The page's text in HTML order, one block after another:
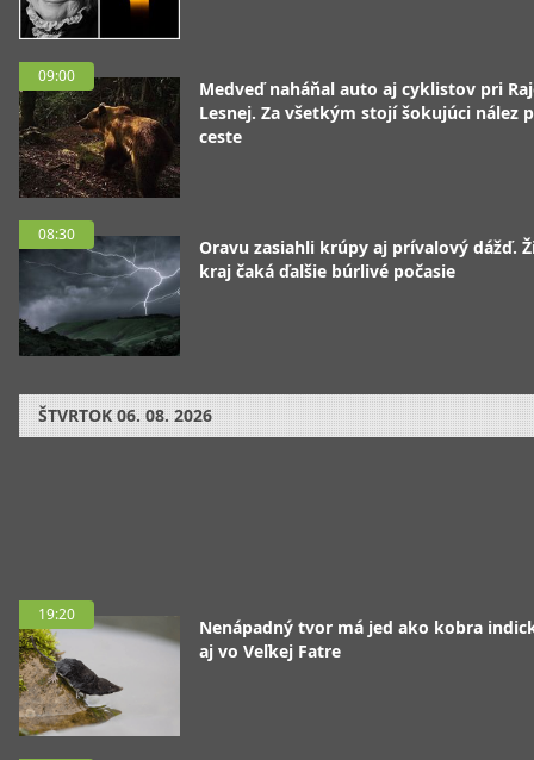
09:00
Medveď naháňal auto aj cyklistov pri
Lesnej. Za všetkým stojí šokujúci nález
ceste
08:30
Oravu zasiahli krúpy aj prívalový dážď.
kraj čaká ďalšie búrlivé počasie
ŠTVRTOK 06. 08. 2026
19:20
Nenápadný tvor má jed ako kobra
aj vo Veľkej Fatre